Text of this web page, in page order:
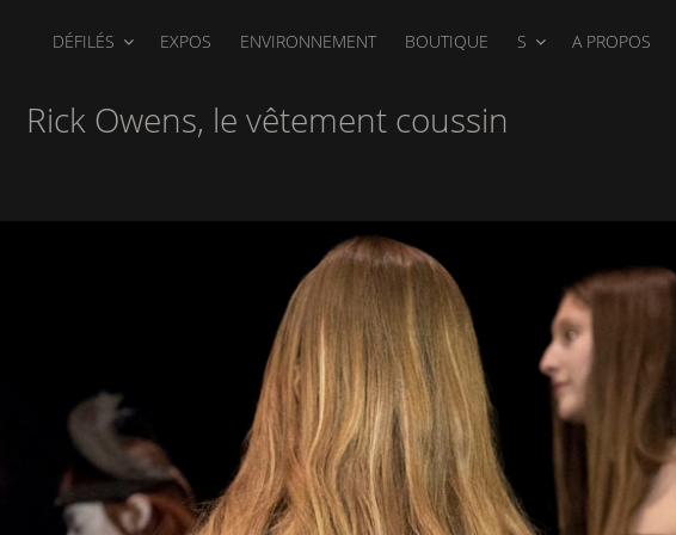
DÉFILÉS EXPOS ENVIRONNEMENT BOUTIQUE S A PROPOS
Rick Owens, le vêtement coussin